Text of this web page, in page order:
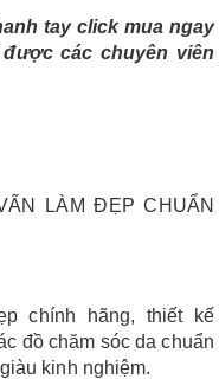
tay click mua ngay
được các chuyên viên
LÀM ĐẸP CHUẨN
chính hãng, thiết kế
đồ chăm sóc da chuẩn
kinh nghiệm.